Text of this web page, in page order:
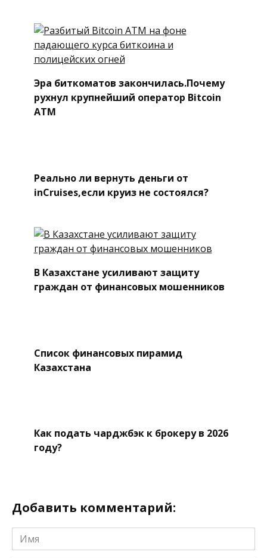
Эра биткоматов закончилась.Почему
рухнул крупнейший оператор Bitcoin
ATM
Реально ли вернуть деньги от
inCruises,если круиз не состоялся?
В Казахстане усиливают защиту
граждан от финансовых мошенников
Список финансовых пирамид
Казахстана
Как подать чарджбэк к брокеру в 2026
году?
Добавить комментарий:
Имя
*